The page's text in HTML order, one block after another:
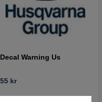
Decal Warning Us
55 kr
Best. vara. Skickas om 2-5